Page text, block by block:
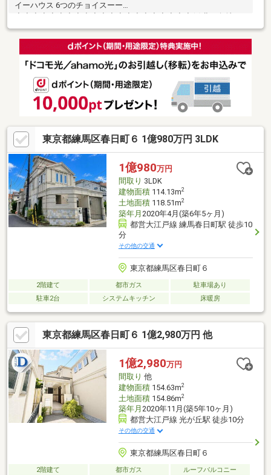
イーハウス 6つのチョイスーー
開放的。窓が随所に配置されており、通風良好です(2)床暖房や三
面鏡洗面台、浴室乾燥機など機能的な設備も充実(3)屋根裏収納へ
は固定階段で登れるため、大きなモノの出し入れも容易です(4)カ
ースペース有。前面道路幅は北側約6m、西側約5mと駐車も楽々
で各徒歩10分(6)徒歩5分圏内にスーパー、コンビニがあり、周辺
に生活施設が充実した立地です。
東京都練馬区春日町６ 1億980万円 3LDK
1億980万円
間取り 3LDK
建物面積114.13m2
土地面積118.51m2
築年月 2020年4月(築6年5ヶ月)
都営大江戸線 練馬春日町駅 徒歩10
分
その他の交通
東京都練馬区春日町６
2階建て 都市ガス
駐車場あり
駐車2台
システムキッチン 床暖房
東京都練馬区春日町６ 1億2,980万円 他
1億2,980万円
間取り 他
建物面積154.63m2
土地面積154.86m2
築年月 2020年11月(築5年10ヶ月)
都営大江戸線 光が丘駅 徒歩10分
その他の交通
東京都練馬区春日町６
2階建て 都市ガス
ルーフバルコニー